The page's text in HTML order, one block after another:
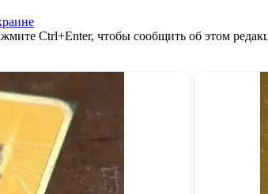
Ctrl+Enter, чтобы сообщить об этом